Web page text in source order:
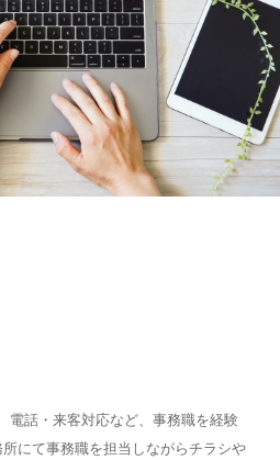
電話・来客対応など、事務職を経験
所にて事務職を担当しながらチラシや